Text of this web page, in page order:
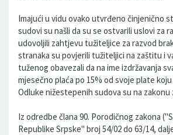
Imajući u vidu ovako utvrđeno činjenično
sudovi su našli da su se ostvarili uslovi za
udovoljili zahtjevu tužiteljice za razvod
stranaka su povjerili tužiteljici na zaštitu i
tuženog obavezali da na ime izdržavanja
mjesečno plaća po 15% od svoje plate
Odluke nižestepenih sudova su na zakonu
Iz odredbe člana 90. Porodičnog zakona
Republike Srpske" broj 54/02 do 63/14,